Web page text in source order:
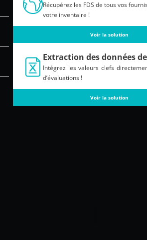
Récupérez les FDS de tous vos
votre inventaire !
Voir la solution
Extraction des données
Intégrez les valeurs clefs
d’évaluations !
Voir la solution